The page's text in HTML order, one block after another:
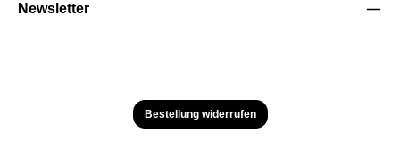
Newsletter
Bestellung widerrufen